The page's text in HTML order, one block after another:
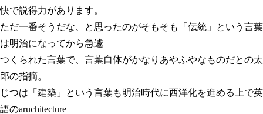
快で説得力があります。
ただ一番そうだな、と思ったのがそもそも「伝統」という言葉
は明治になってから急遽
つくられた言葉で、言葉自体がかなりあやふやなものだとの太
郎の指摘。
じつは「建築」という言葉も明治時代に西洋化を進める上で英
語のaruchitecture